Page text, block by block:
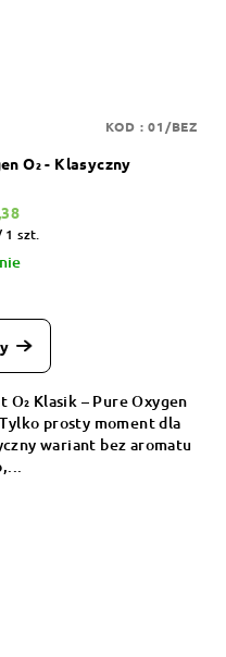
O₂ - Klasyczny
1 szt.
Klasik – Pure Oxygen
prosty moment dla
wariant bez aromatu
KOD :01/BEZ